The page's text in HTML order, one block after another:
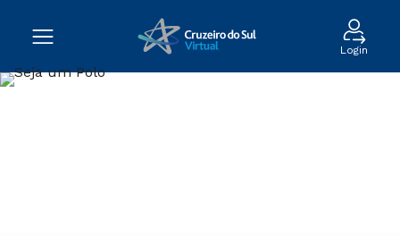
Login